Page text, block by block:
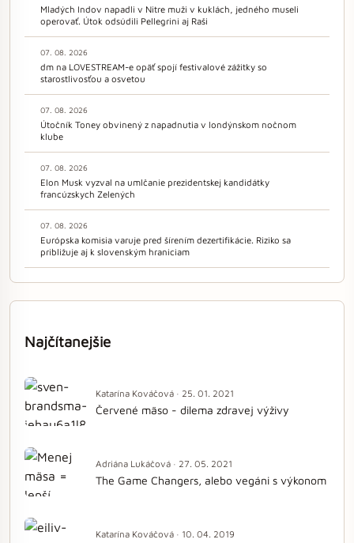
Mladých Indov napadli v Nitre muži v kuklách, jedného museli
operovať. Útok odsúdili Pellegrini aj Raši
07. 08. 2026
dm na LOVESTREAM-e opäť spojí festivalové zážitky so
starostlivosťou a osvetou
07. 08. 2026
Útočník Toney obvinený z napadnutia v londýnskom nočnom
klube
07. 08. 2026
Elon Musk vyzval na umlčanie prezidentskej kandidátky
francúzskych Zelených
07. 08. 2026
Európska komisia varuje pred šírením dezertifikácie. Riziko sa
približuje aj k slovenským hraniciam
Najčítanejšie
Katarína Kováčová · 25. 01. 2021
Červené mäso - dilema zdravej výživy
Adriána Lukáčová · 27. 05. 2021
The Game Changers, alebo vegáni s výkonom
Katarína Kováčová · 10. 04. 2019